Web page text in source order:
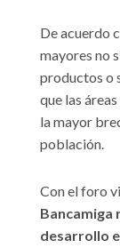
De acuerdo
mayores no
productos o
que las
la mayor
población.
Con el foro
Bancamiga
desarrollo